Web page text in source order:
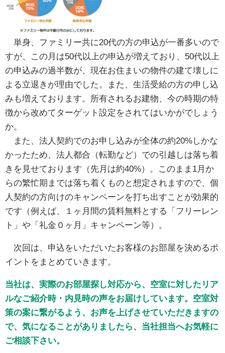
単身、ファミリー共に20代の方の申込が一番多いので
すが、この月は50代以上の申込が増えており、50代以上
の申込みの過半数が、現在お住まいの物件の建て壊しに
よる立退きが理由でした。また、生活受給の方の申し込
みも増えております。所有されるお建物、今の時期の特
徴から改めてターゲット設定をされてはいかがでしょう
か。
また、法人契約でのお申し込みが全体の約20%しかな
かったため、法人都合（転勤など）での引越しは落ち着
きを見せております（先月は約40%）。このまま1月か
らの繁忙期までは落ち着くものと想定されますので、個
人契約の方向けのキャンペーンを打ち出すことが効果的
です（例えば、１ヶ月間の賃料無料とする「フリーレン
ト」や「礼金０ヶ月」キャンペーン等）。
次回は、申込をいただいたお客様のお部屋を決めるポ
イントをまとめていきます。
当社は、実際のお部屋探し対応から、空室に対したリア
ルなご紹介時・内見時の声をお届けしています。空室対
策の案に繋がるよう、お声を上げさせていただきますの
で、気になることがありましたら、当社担当へお気軽に
ご相談下さい。